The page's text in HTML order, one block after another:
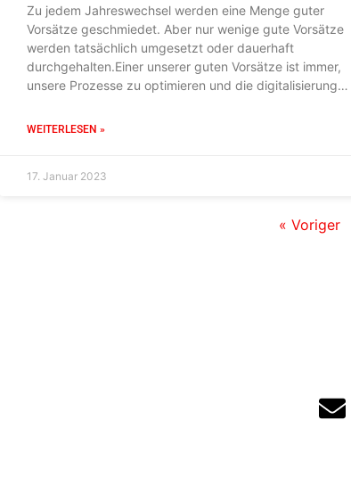
Zu jedem Jahreswechsel werden eine Menge guter
Vorsätze geschmiedet. Aber nur wenige gute Vorsätze
werden tatsächlich umgesetzt oder dauerhaft
durchgehalten.Einer unserer guten Vorsätze ist immer,
unsere Prozesse zu optimieren und die digitalisierung
uns in der Vergangenheit immer mal wieder
WEITERLESEN »
17. Januar 2023
« Voriger